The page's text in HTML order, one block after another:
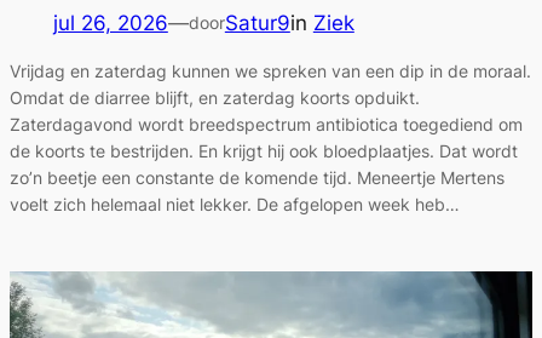
jul 26, 2026—doorSatur9in Ziek
Vrijdag en zaterdag kunnen we spreken van een dip in de moraal.
Omdat de diarree blijft, en zaterdag koorts opduikt.
Zaterdagavond wordt breedspectrum antibiotica toegediend om
de koorts te bestrijden. En krijgt hij ook bloedplaatjes. Dat wordt
zo’n beetje een constante de komende tijd. Meneertje Mertens
voelt zich helemaal niet lekker. De afgelopen week heb…